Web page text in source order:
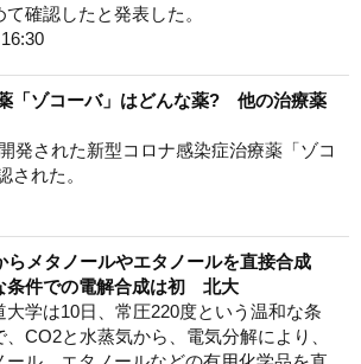
て確認したと発表した。
「ゾコーバ」はどんな薬? 他の治療薬
発された新型コロナ感染症治療薬「ゾコ
された。
らメタノールやエタノールを直接合成
条件での電解合成は初 北大
大学は10日、常圧220度という温和な条
、CO2と水蒸気から、電気分解により、